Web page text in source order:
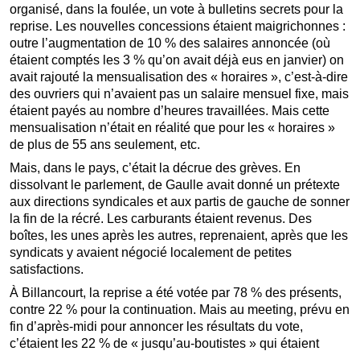
organisé, dans la foulée, un vote à bulletins secrets pour la
reprise. Les nouvelles concessions étaient maigrichonnes :
outre l’augmentation de 10 % des salaires annoncée (où
étaient comptés les 3 % qu’on avait déjà eus en janvier) on
avait rajouté la mensualisation des « horaires », c’est-à-dire
des ouvriers qui n’avaient pas un salaire mensuel fixe, mais
étaient payés au nombre d’heures travaillées. Mais cette
mensualisation n’était en réalité que pour les « horaires »
de plus de 55 ans seulement, etc.
Mais, dans le pays, c’était la décrue des grèves. En
dissolvant le parlement, de Gaulle avait donné un prétexte
aux directions syndicales et aux partis de gauche de sonner
la fin de la récré. Les carburants étaient revenus. Des
boîtes, les unes après les autres, reprenaient, après que les
syndicats y avaient négocié localement de petites
satisfactions.
À Billancourt, la reprise a été votée par 78 % des présents,
contre 22 % pour la continuation. Mais au meeting, prévu en
fin d’après-midi pour annoncer les résultats du vote,
c’étaient les 22 % de « jusqu’au-boutistes » qui étaient